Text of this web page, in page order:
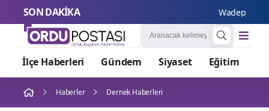
SON DAKİKA Wadephul’dan
İlçe Haberleri Gündem Siyaset Eğitim
Haberler Dernek Haberleri